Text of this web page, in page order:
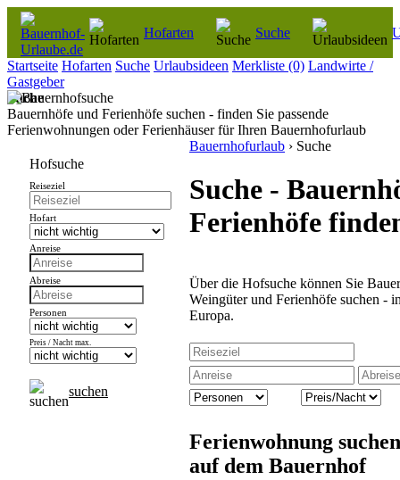
Hofarten Suche
Startseite Hofarten Suche Urlaubsideen Merkliste (0) Landwirte /
Gastgeber
Suche
Bauernhöfe und Ferienhöfe suchen - finden Sie passende
Ferienwohnungen oder Ferienhäuser für Ihren Bauernhofurlaub
Hofsuche
Reiseziel
Hofart
Anreise
Abreise
Personen
Preis / Nacht max.
suchen
Bauernhofurlaub › Suche
Suche -
Ferienhöfe
Über die Hofsuche können Sie
Weingüter und Ferienhöfe suchen -
Europa.
Ferienwohnung
auf dem Bauernhof